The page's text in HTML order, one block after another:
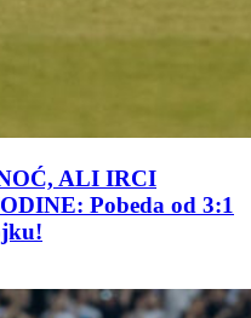
ALI IRCI
Pobeda od 3:1